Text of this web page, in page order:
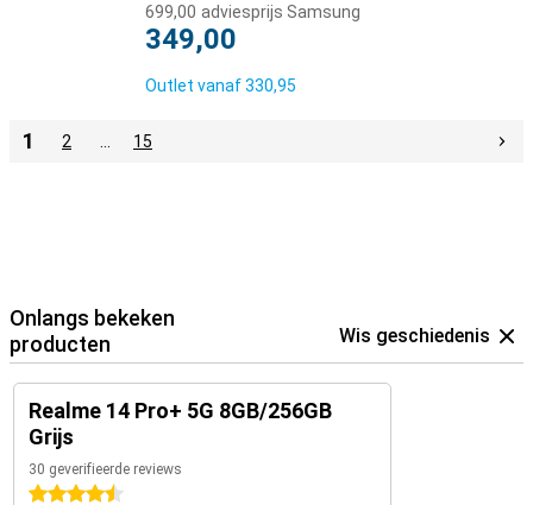
699,00 adviesprijs Samsung
349,00
Outlet vanaf330,95
1 2 15
Onlangs bekeken
producten
Wis geschiedenis
Realme 14 Pro+ 5G 8GB/256GB
Grijs
30 geverifieerde reviews
4.5 sterren